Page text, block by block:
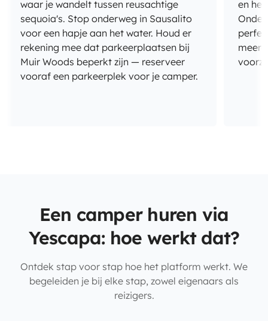
waar je wandelt tussen reusachtige
sequoia's. Stop onderweg in Sausalito
voor een hapje aan het water. Houd er
rekening mee dat parkeerplaatsen bij
Muir Woods beperkt zijn — reserveer
vooraf een parkeerplek voor je camper.
en
Een camper huren via
Yescapa: hoe werkt dat?
Ontdek stap voor stap hoe het platform werkt. We
begeleiden je bij elke stap, zowel eigenaars als
reizigers.